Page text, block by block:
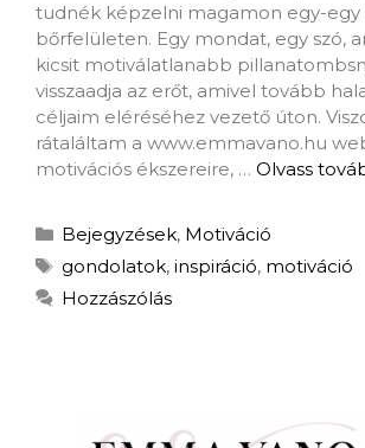
tudnék képzelni magamon egy-
bőrfelületen. Egy mondat, egy szó,
kicsit motiválatlanabb
visszaadja az erőt, amivel tovább
céljaim eléréséhez vezető úton.
rátaláltam a www.emmavano.hu
motivációs ékszereire, … Olvass
Bejegyzések, Motiváció
gondolatok, inspiráció, motiváció
Hozzászólás